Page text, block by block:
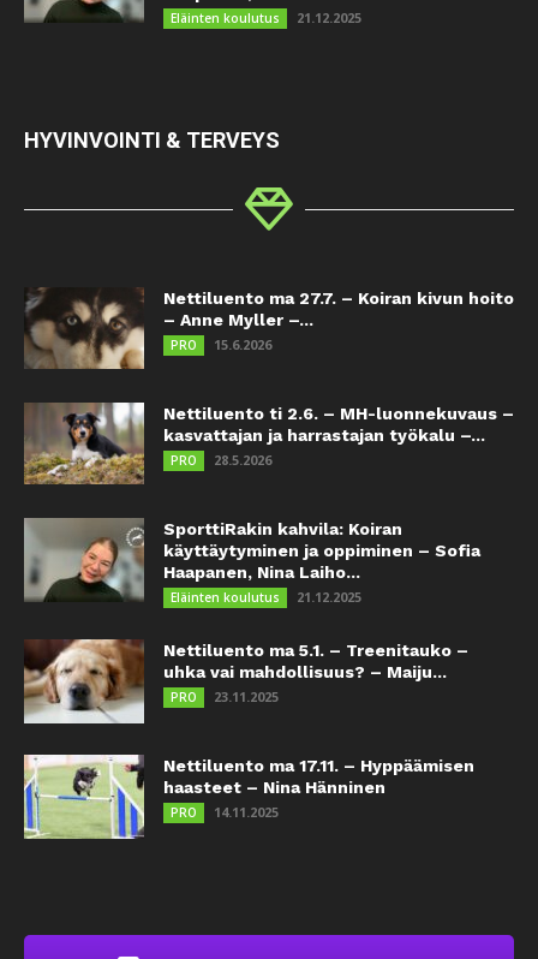
Eläinten koulutus 21.12.2025
HYVINVOINTI & TERVEYS
Nettiluento ma 27.7. – Koiran kivun hoito
– Anne Myller –...
PRO 15.6.2026
Nettiluento ti 2.6. – MH-luonnekuvaus –
kasvattajan ja harrastajan työkalu –...
PRO 28.5.2026
SporttiRakin kahvila: Koiran
käyttäytyminen ja oppiminen – Sofia
Haapanen, Nina Laiho...
Eläinten koulutus 21.12.2025
Nettiluento ma 5.1. – Treenitauko –
uhka vai mahdollisuus? – Maiju...
PRO 23.11.2025
Nettiluento ma 17.11. – Hyppäämisen
haasteet – Nina Hänninen
PRO 14.11.2025